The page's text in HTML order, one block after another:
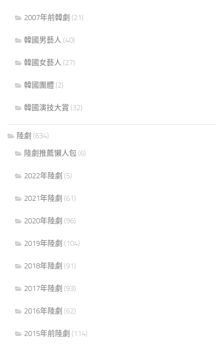
2007年前韓劇 (21)
韓國男藝人 (40)
韓國女藝人 (27)
韓國團體 (2)
韓國演技大賞 (32)
陸劇 (634)
陸劇推薦懶人包 (6)
2022年陸劇 (5)
2021年陸劇 (61)
2020年陸劇 (96)
2019年陸劇 (104)
2018年陸劇 (91)
2017年陸劇 (93)
2016年陸劇 (62)
2015年前陸劇 (114)